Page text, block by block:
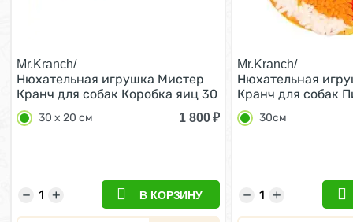
Mr.Kranch/
Нюхательная игрушка Мистер
Кранч для собак Коробка яиц 30
х 20 см
30 х 20 см 1 800₽
+
− В КОРЗИНУ
Mr.Kranch/
Нюхательная
Кранч для собак
Итальяно 30см
30см
+
−